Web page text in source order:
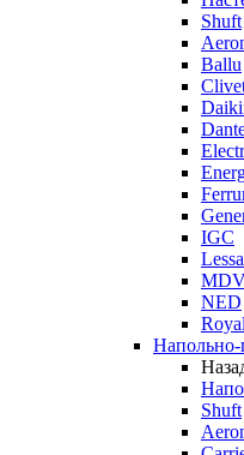
Shuft
Ballu
IGC
NED
Shuft